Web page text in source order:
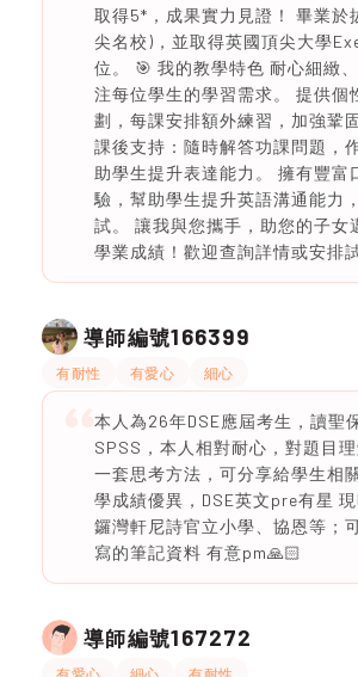
取得5*，成果實力見證！ 畢業於
尖名校)，並取得英國頂尖大學
位。 🎯 我的教學特色 耐心細緻
注每位學生的學習需求。 提供個
劃，每課安排額外練習，加強鞏
課後支持：隨時解答功課問題，
助學生提升表達能力。 擁有豐富
驗，幫助學生提升英語溝通能力
試。 讓我與您攜手，助您的子女
學業成績！歡迎查詢詳情或安排
導師編號166399
有耐性 有愛心 細心
本人為26年DSE應屆考生，讀聖
SPSS，本人相對耐心，對題目
一套思考方法，可分享給學生相
學成績優異，DSE英文pre有星
鑼灣軒尼詩官立小學、協恩等；
寫的筆記資料 有意pm🙏🏻
導師編號167272
有愛心 細心 有耐性